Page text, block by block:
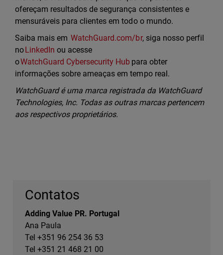
ofereçam resultados de segurança consistentes e
mensuráveis para clientes em todo o mundo.
Saiba mais emWatchGuard.com/br, siga nosso perfil
no LinkedIn ou acesse
oWatchGuard Cybersecurity Hub para obter
informações sobre ameaças em tempo real.
WatchGuard é uma marca registrada da WatchGuard
Technologies, Inc. Todas as outras marcas pertencem
aos respectivos proprietários.
Contatos
Adding Value PR. Portugal
Ana Paula
Tel +351 96 254 36 53
Tel +351 21 468 21 00